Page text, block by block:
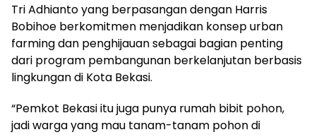
Tri Adhianto yang berpasangan dengan Harris
Bobihoe berkomitmen menjadikan konsep urban
farming dan penghijauan sebagai bagian penting
dari program pembangunan berkelanjutan berbasis
lingkungan di Kota Bekasi.
“Pemkot Bekasi itu juga punya rumah bibit pohon,
jadi warga yang mau tanam-tanam pohon di